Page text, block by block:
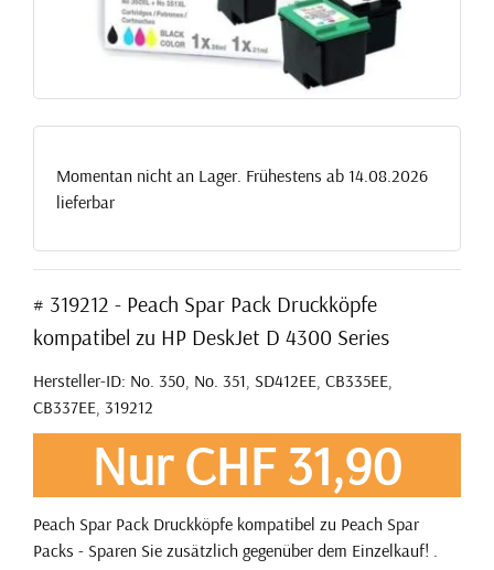
Momentan nicht an Lager. Frühestens ab 14.08.2026
lieferbar
# 319212 - Peach Spar Pack Druckköpfe
kompatibel zu HP DeskJet D 4300 Series
Hersteller-ID: No. 350, No. 351, SD412EE, CB335EE,
CB337EE, 319212
Nur CHF 31,90
Peach Spar Pack Druckköpfe kompatibel zu Peach Spar
Packs - Sparen Sie zusätzlich gegenüber dem Einzelkauf! .